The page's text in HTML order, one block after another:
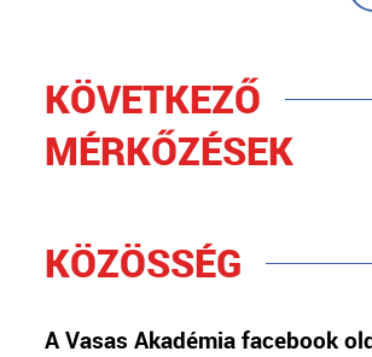
KÖVETKEZŐ
MÉRKŐZÉSEK
KÖZÖSSÉG
A Vasas Akadémia facebook